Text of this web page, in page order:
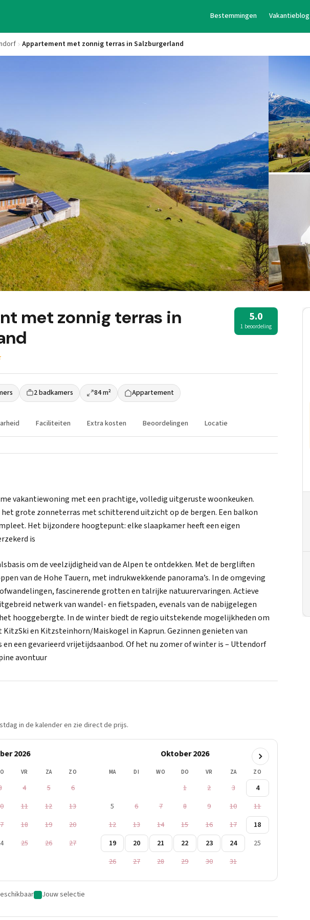
Bestemmingen Vakantieblog
Appartement met zonnig terras in Salzburgerland
met zonnig terras in
5.0
1 beoordeling
2 badkamers 84 m² Appartement
Faciliteiten Extra kosten Beoordelingen Locatie
vakantiewoning met een prachtige, volledig uitgeruste woonkeuken.
grote zonneterras met schitterend uitzicht op de bergen. Een balkon
Het bijzondere hoogtepunt: elke slaapkamer heeft een eigen
is
om de veelzijdigheid van de Alpen te ontdekken. Met de bergliften
van de Hohe Tauern, met indrukwekkende panorama’s. In de omgeving
fascinerende grotten en talrijke natuurervaringen. Actieve
netwerk van wandel- en fietspaden, evenals van de nabijgelegen
hooggebergte. In de winter biedt de regio uitstekende mogelijkheden om
en Kitzsteinhorn/Maiskogel in Kaprun. Gezinnen genieten van
een gevarieerd vrijetijdsaanbod. Of het nu zomer of winter is – Uttendorf
avontuur
in de kalender en zie direct de prijs.
2026
VR ZA ZO
4 5
6
11 12
13
18 19
20
25 26
27
Oktober 2026
MA DI WO DO VR ZA ZO
1 2 3
4
5
6 7 8 9 10
11
12
13 14 15 16 17
18
19
20 21 22 23 24
25
26
27 28 29 30 31
Jouw selectie